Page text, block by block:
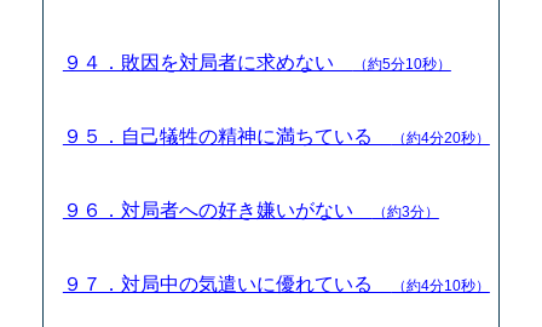
９４．敗因を対局者に求めない （約5分10秒）
９５．自己犠牲の精神に満ちている （約4分20秒）
９６．対局者への好き嫌いがない （約3分）
９７．対局中の気遣いに優れている （約4分10秒）